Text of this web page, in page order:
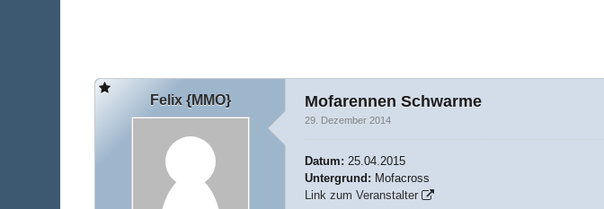
Felix {MMO} Mofarennen Schwarme
29. Dezember 2014
Datum:25.04.2015
Untergrund: Mofacross
Link zum Veranstalter